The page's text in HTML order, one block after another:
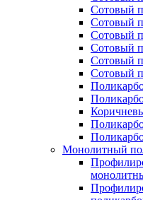
Сотовый
Сотовый
Сотовый
Сотовый
Сотовый
Сотовый
Монолитный